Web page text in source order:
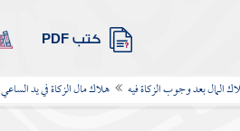
كتب PDF
المال بعد وجوب الزكاة فيه هلاك مال الزكاة في يد الساعي